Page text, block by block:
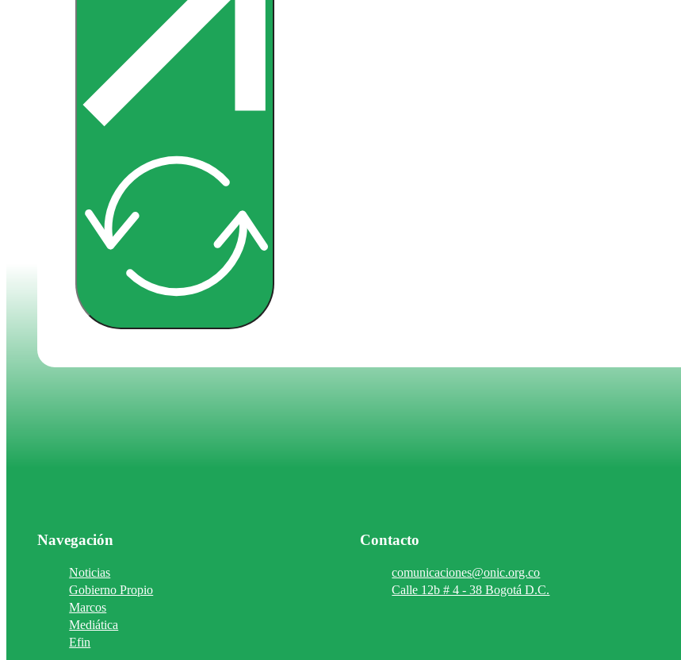
Navegación
Noticias
Gobierno Propio
Marcos
Mediática
Efin
Contacto
comunicaciones@onic.org.co
Calle 12b # 4 - 38 Bogotá D.C.